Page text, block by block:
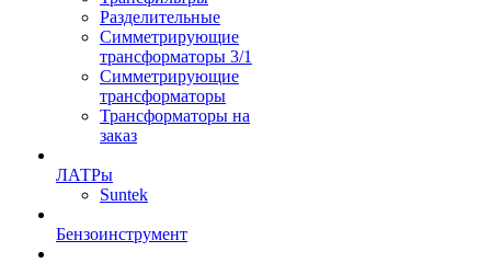
Разделительные
Симметрирующие
трансформаторы 3/1
Симметрирующие
трансформаторы
Трансформаторы на
заказ
ЛАТРы
Suntek
Бензоинструмент